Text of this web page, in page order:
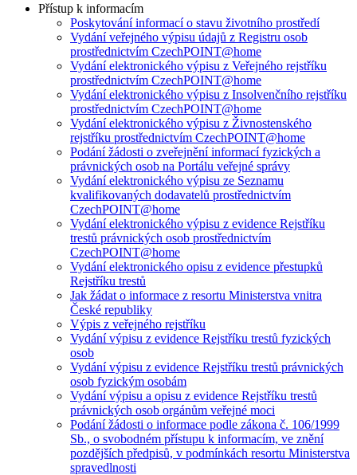
Přístup k informacím
Poskytování informací o stavu životního prostředí
Vydání veřejného výpisu údajů z Registru osob
prostřednictvím CzechPOINT@home
Vydání elektronického výpisu z Veřejného rejstříku
prostřednictvím CzechPOINT@home
Vydání elektronického výpisu z Insolvenčního rejstříku
prostřednictvím CzechPOINT@home
Vydání elektronického výpisu z Živnostenského
rejstříku prostřednictvím CzechPOINT@home
Podání žádosti o zveřejnění informací fyzických a
právnických osob na Portálu veřejné správy
Vydání elektronického výpisu ze Seznamu
kvalifikovaných dodavatelů prostřednictvím
CzechPOINT@home
Vydání elektronického výpisu z evidence Rejstříku
trestů právnických osob prostřednictvím
CzechPOINT@home
Vydání elektronického opisu z evidence přestupků
Rejstříku trestů
Jak žádat o informace z resortu Ministerstva vnitra
České republiky
Výpis z veřejného rejstříku
Vydání výpisu z evidence Rejstříku trestů fyzických
osob
Vydání výpisu z evidence Rejstříku trestů právnických
osob fyzickým osobám
Vydání výpisu a opisu z evidence Rejstříku trestů
právnických osob orgánům veřejné moci
Podání žádosti o informace podle zákona č. 106/1999
Sb., o svobodném přístupu k informacím, ve znění
pozdějších předpisů, v podmínkách resortu Ministerstva
spravedlnosti